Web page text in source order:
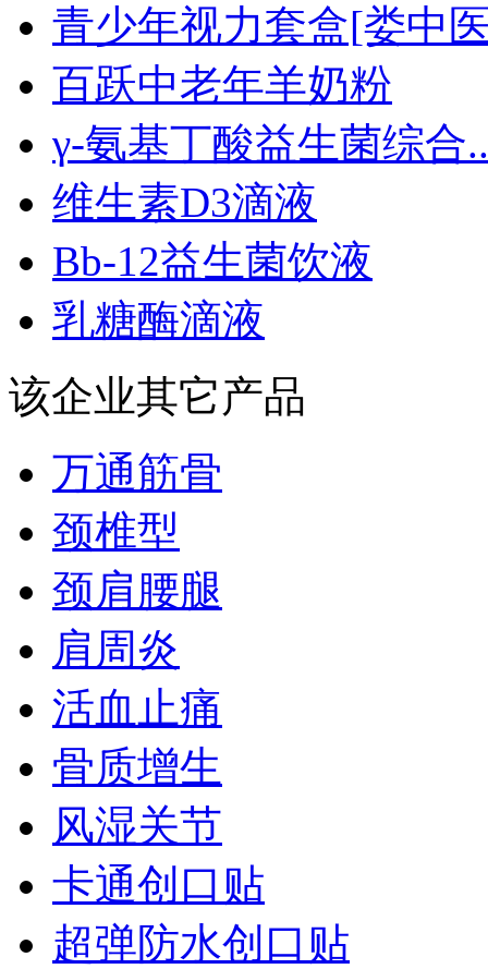
青少年视力套盒[娄中
百跃中老年羊奶粉
γ-氨基丁酸益生菌综合
维生素D3滴液
Bb-12益生菌饮液
乳糖酶滴液
该企业其它产品
万通筋骨
颈椎型
颈肩腰腿
肩周炎
活血止痛
骨质增生
风湿关节
卡通创口贴
超弹防水创口贴